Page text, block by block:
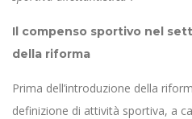
Il compenso sportivo nel
della riforma
Prima dell’introduzione della
definizione di attività sportiva, a